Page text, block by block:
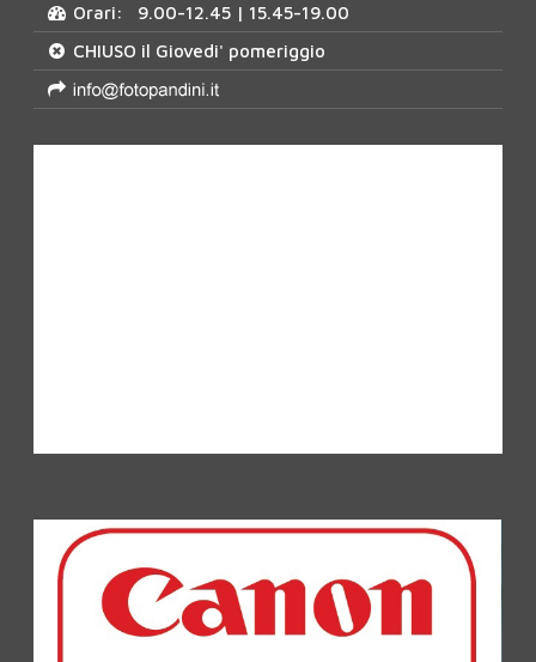
Orari: 9.00-12.45 | 15.45-19.00
CHIUSO il Giovedi' pomeriggio